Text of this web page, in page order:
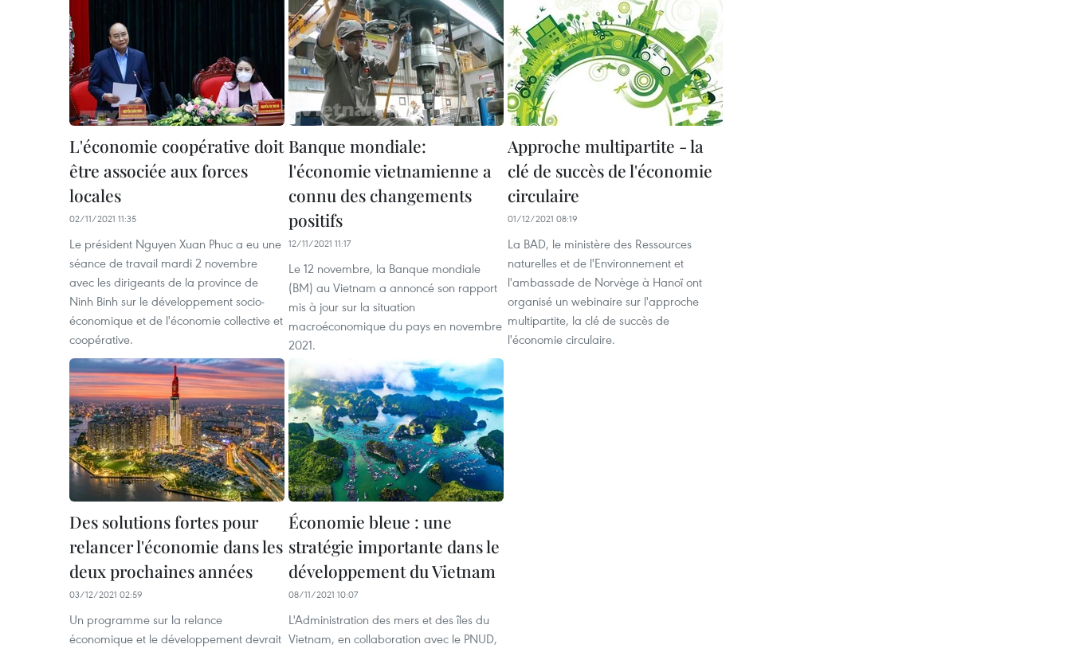
L'économie coopérative doit
être associée aux forces
locales
02/11/2021 11:35
Le président Nguyen Xuan Phuc a eu une
séance de travail mardi 2 novembre
avec les dirigeants de la province de
Ninh Binh sur le développement socio-
économique et de l'économie collective et
coopérative.
Banque mondiale:
l'économie vietnamienne a
connu des changements
positifs
12/11/2021 11:17
Le 12 novembre, la Banque mondiale
(BM) au Vietnam a annoncé son rapport
mis à jour sur la situation
macroéconomique du pays en novembre
2021.
Approche multipartite - la
clé de succès de l'économie
circulaire
01/12/2021 08:19
La BAD, le ministère des Ressources
naturelles et de l'Environnement et
l'ambassade de Norvège à Hanoï ont
organisé un webinaire sur l'approche
multipartite, la clé de succès de
l'économie circulaire.
Des solutions fortes pour
relancer l'économie dans les
deux prochaines années
03/12/2021 02:59
Un programme sur la relance
économique et le développement devrait
Économie bleue : une
stratégie importante dans le
développement du Vietnam
08/11/2021 10:07
L'Administration des mers et des îles du
Vietnam, en collaboration avec le PNUD,